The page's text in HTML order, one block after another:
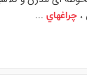
،چراغهاي ...